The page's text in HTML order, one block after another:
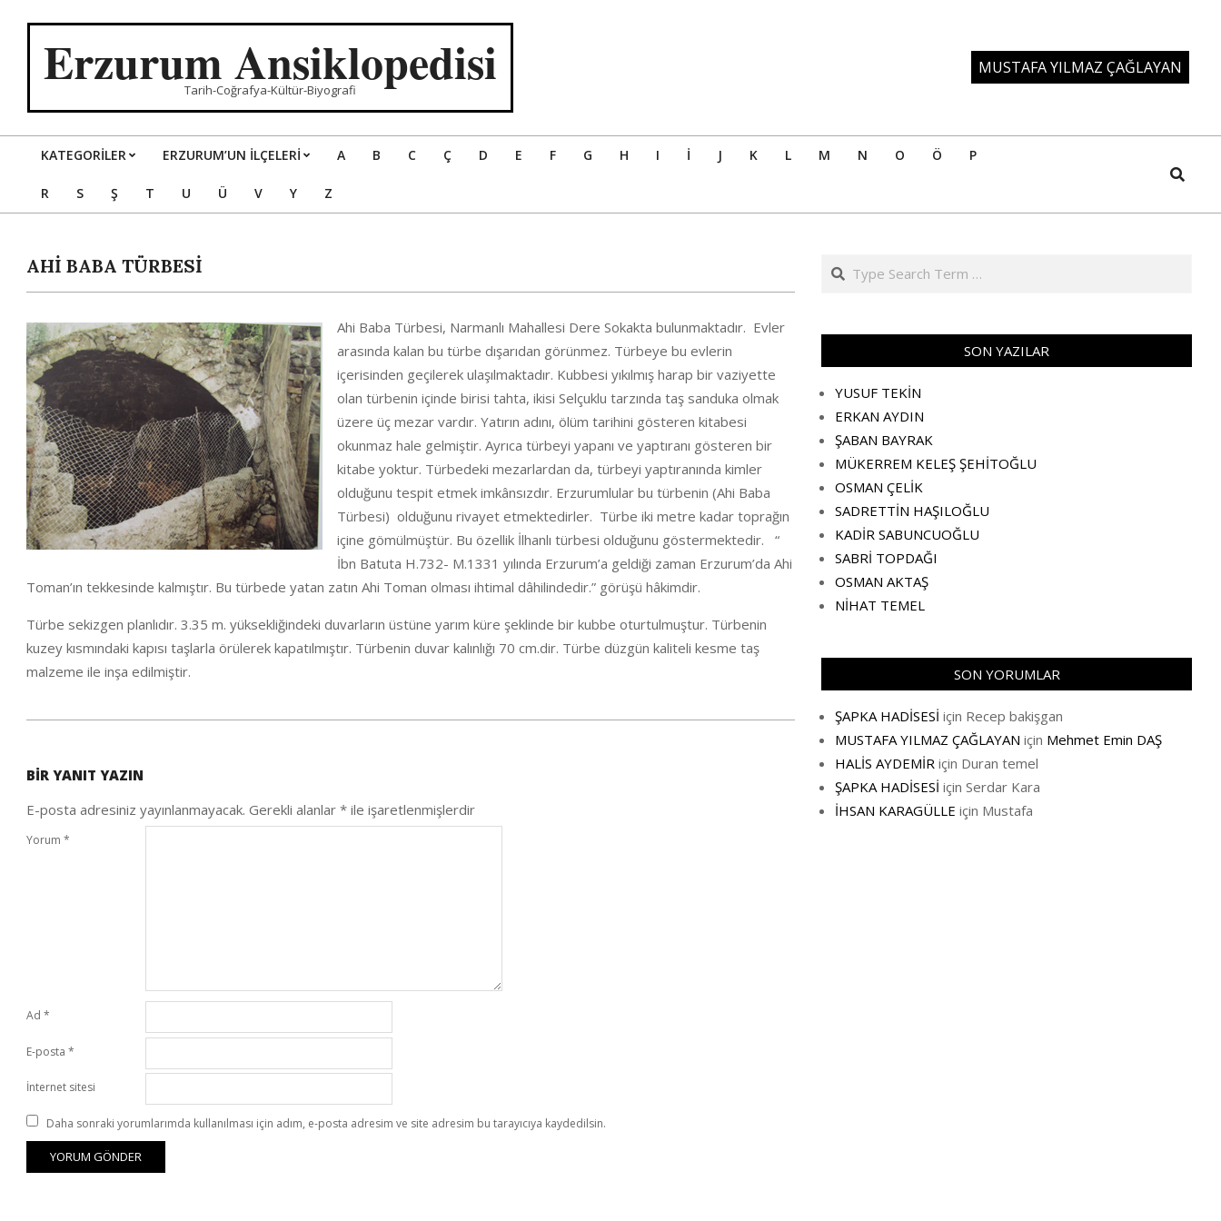
Erzurum Ansiklopedisi
Tarih-Coğrafya-Kültür-Biyografi
MUSTAFA YILMAZ ÇAĞLAYAN
Primary
Navigation
KATEGORILER ERZURUM’UN İLÇELERİ A B C Ç D E F G H I İ J K L M N O Ö P
R S Ş T U Ü V Y Z
Search
AHİ BABA TÜRBESİ
Ahi Baba Türbesi, Narmanlı Mahallesi Dere Sokakta bulunmaktadır. Evler
arasında kalan bu türbe dışarıdan görünmez. Türbeye bu evlerin
içerisinden geçilerek ulaşılmaktadır. Kubbesi yıkılmış harap bir vaziyette
olan türbenin içinde birisi tahta, ikisi Selçuklu tarzında taş sanduka olmak
üzere üç mezar vardır. Yatırın adını, ölüm tarihini gösteren kitabesi
okunmaz hale gelmiştir. Ayrıca türbeyi yapanı ve yaptıranı gösteren bir
kitabe yoktur. Türbedeki mezarlardan da, türbeyi yaptıranında kimler
olduğunu tespit etmek imkânsızdır. Erzurumlular bu türbenin (Ahi Baba
Türbesi) olduğunu rivayet etmektedirler. Türbe iki metre kadar toprağın
içine gömülmüştür. Bu özellik İlhanlı türbesi olduğunu göstermektedir. “
İbn Batuta H.732- M.1331 yılında Erzurum’a geldiği zaman Erzurum’da Ahi
Toman’ın tekkesinde kalmıştır. Bu türbede yatan zatın Ahi Toman olması ihtimal dâhilindedir.” görüşü hâkimdir.
Türbe sekizgen planlıdır. 3.35 m. yüksekliğindeki duvarların üstüne yarım küre şeklinde bir kubbe oturtulmuştur. Türbenin
kuzey kısmındaki kapısı taşlarla örülerek kapatılmıştır. Türbenin duvar kalınlığı 70 cm.dir. Türbe düzgün kaliteli kesme taş
malzeme ile inşa edilmiştir.
30
BIR YANIT YAZIN
E-posta adresiniz yayınlanmayacak. Gerekli alanlar * ile işaretlenmişlerdir
Yorum *
Ad *
E-posta *
İnternet sitesi
Daha sonraki yorumlarımda kullanılması için adım, e-posta adresim ve site adresim bu tarayıcıya kaydedilsin.
Search
SON YAZILAR
YUSUF TEKİN
ERKAN AYDIN
ŞABAN BAYRAK
MÜKERREM KELEŞ ŞEHİTOĞLU
OSMAN ÇELİK
SADRETTİN HAŞILOĞLU
KADİR SABUNCUOĞLU
SABRİ TOPDAĞI
OSMAN AKTAŞ
NİHAT TEMEL
SON YORUMLAR
ŞAPKA HADİSESİ için Recep bakişgan
MUSTAFA YILMAZ ÇAĞLAYAN için Mehmet Emin DAŞ
HALİS AYDEMİR için Duran temel
ŞAPKA HADİSESİ için Serdar Kara
İHSAN KARAGÜLLE için Mustafa